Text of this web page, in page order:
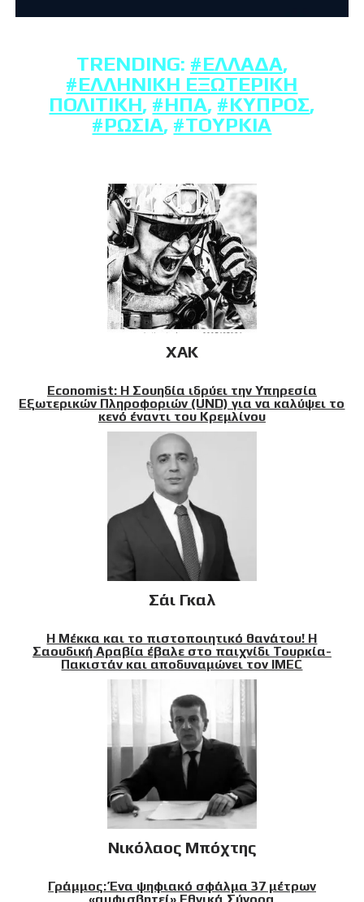
TRENDING: #ΕΛΛΆΔΑ,
#ΕΛΛΗΝΙΚΉ ΕΞΩΤΕΡΙΚΉ
ΠΟΛΙΤΙΚΉ, #ΗΠΑ, #ΚΎΠΡΟΣ,
#ΡΩΣΊΑ, #ΤΟΥΡΚΊΑ
XAK
Economist: Η Σουηδία ιδρύει την Υπηρεσία
Εξωτερικών Πληροφοριών (UND) για να καλύψει το
κενό έναντι του Κρεμλίνου
Σάι Γκαλ
Η Μέκκα και το πιστοποιητικό θανάτου! Η
Σαουδική Αραβία έβαλε στο παιχνίδι Τουρκία-
Πακιστάν και αποδυναμώνει τον IMEC
Νικόλαος Μπόχτης
Γράμμος: Ένα ψηφιακό σφάλμα 37 μέτρων